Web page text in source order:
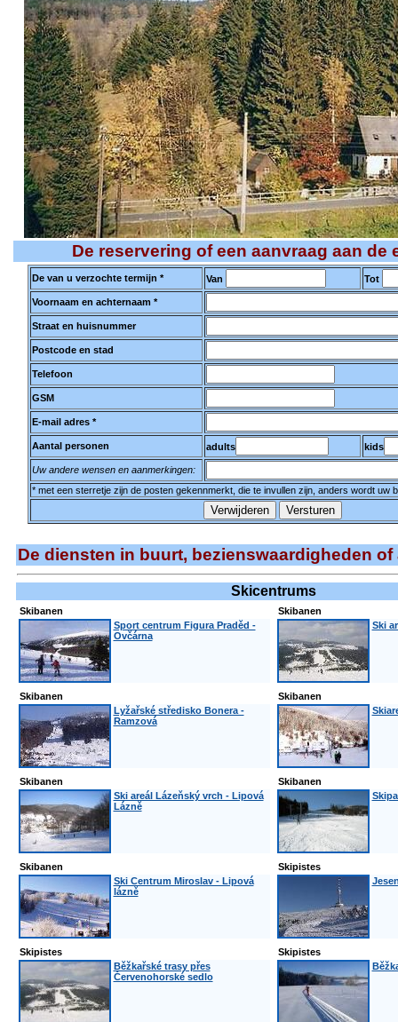
De reservering of een aanvraag aan de
De van u verzochte termijn * Van Tot
Voornaam en achternaam *
Straat en huisnummer
Postcode en stad
Telefoon
GSM
E-mail adres *
Aantal personen adults kids
Uw andere wensen en aanmerkingen:
* met een sterretje zijn de posten gekennmerkt, die te invullen zijn, anders wordt uw
De diensten in buurt, bezienswaardigheden
Skicentrums
Skibanen
Sport centrum Figura Praděd -
Ovčárna
Skibanen
Ski
Skibanen
Lyžařské středisko Bonera -
Ramzová
Skibanen
Skibanen
Ski areál Lázeňský vrch - Lipová
Lázně
Skibanen
Skibanen
Ski Centrum Miroslav - Lipová
lázně
Skipistes
Skipistes
Běžkařské trasy přes
Červenohorské sedlo
Skipistes